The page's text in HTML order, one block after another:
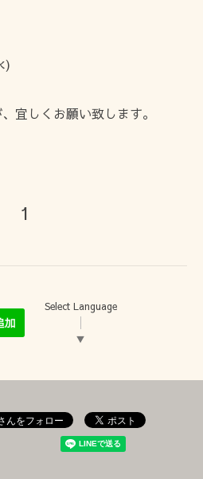
)
宜しくお願い致します。
1
Select Language
▼